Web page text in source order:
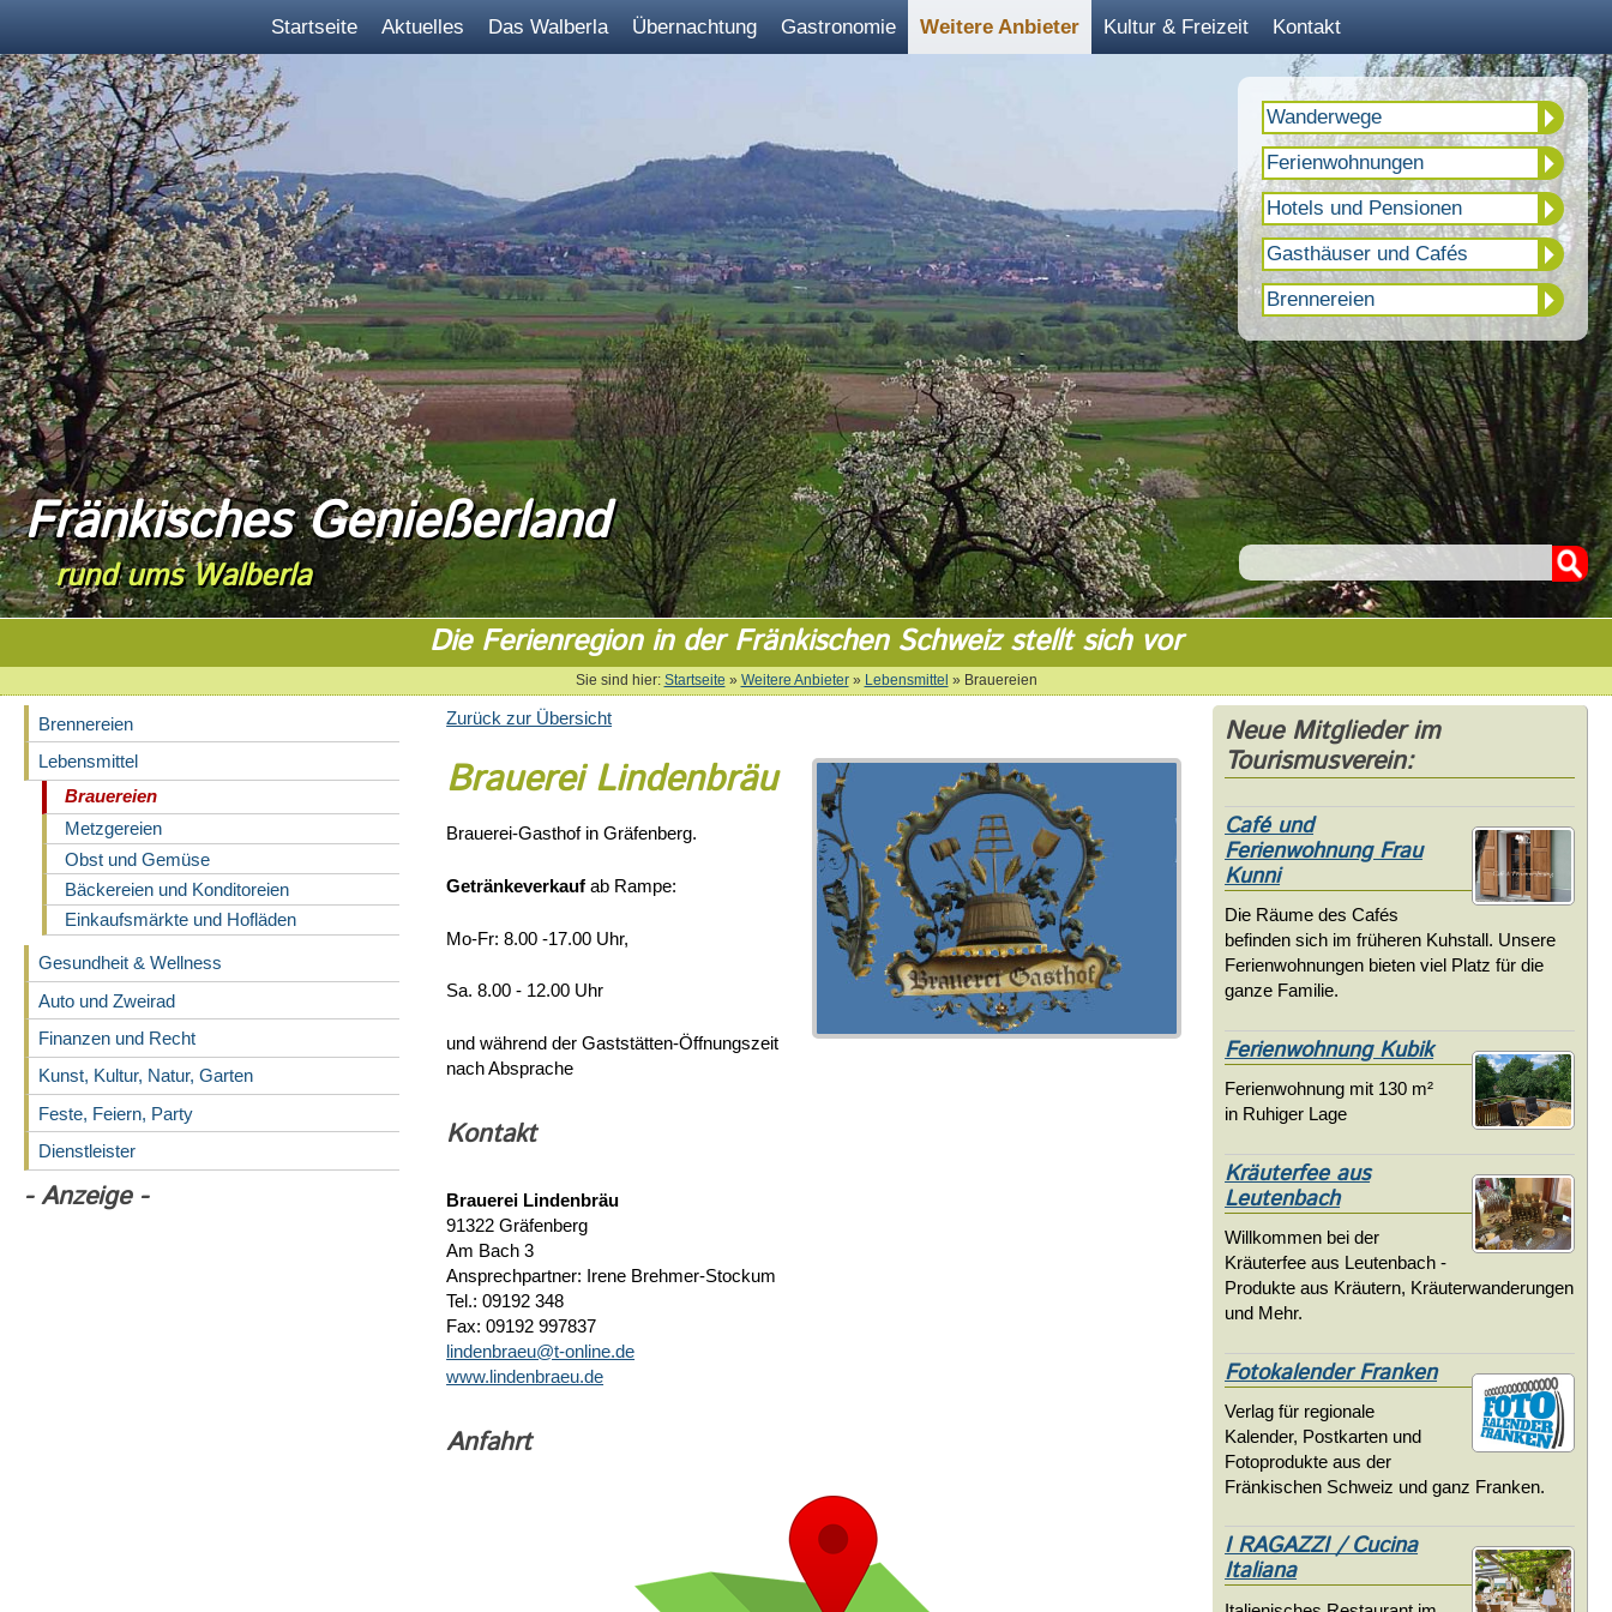
Startseite Aktuelles Das Walberla Übernachtung Gastronomie Weitere Anbieter Kultur & Freizeit Kontakt
Fränkisches Genießerland
rund ums Walberla
Wanderwege
Ferienwohnungen
Hotels und Pensionen
Gasthäuser und Cafés
Brennereien
Die Ferienregion in der Fränkischen Schweiz stellt sich vor
Sie sind hier: Startseite » Weitere Anbieter» Lebensmittel » Brauereien
Zurück zur Übersicht
Brauerei Lindenbräu
Brauerei-Gasthof in Gräfenberg.
Getränkeverkauf ab Rampe:
Mo-Fr: 8.00 -17.00 Uhr,
Sa. 8.00 - 12.00 Uhr
und während der Gaststätten-Öffnungszeit
nach Absprache
Kontakt
Brauerei Lindenbräu
91322 Gräfenberg
Am Bach 3
Ansprechpartner: Irene Brehmer-Stockum
Tel.: 09192 348
Fax: 09192 997837
lindenbraeu@t-online.de
www.lindenbraeu.de
Anfahrt
Brennereien
Lebensmittel
Brauereien
Metzgereien
Obst und Gemüse
Bäckereien und Konditoreien
Einkaufsmärkte und Hofläden
Gesundheit & Wellness
Auto und Zweirad
Finanzen und Recht
Kunst, Kultur, Natur, Garten
Feste, Feiern, Party
Dienstleister
- Anzeige -
Neue Mitglieder im
Tourismusverein:
Café und
Ferienwohnung Frau
Kunni
Die Räume des Cafés
befinden sich im früheren Kuhstall. Unsere
Ferienwohnungen bieten viel Platz für die
ganze Familie.
Ferienwohnung Kubik
Ferienwohnung mit 130 m²
in Ruhiger Lage
Kräuterfee aus
Leutenbach
Willkommen bei der
Kräuterfee aus Leutenbach -
Produkte aus Kräutern, Kräuterwanderungen
und Mehr.
Fotokalender Franken
Verlag für regionale
Kalender, Postkarten und
Fotoprodukte aus der
Fränkischen Schweiz und ganz Franken.
I RAGAZZI / Cucina
Italiana